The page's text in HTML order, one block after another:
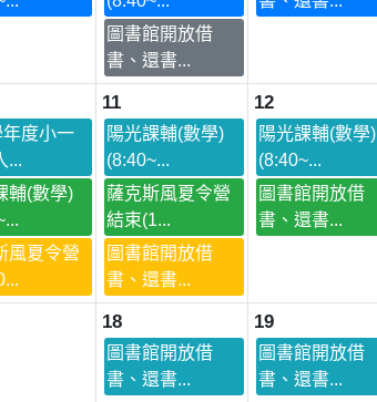
圖書館開放借
書、還書...
度小一
...
輔(數學)
風夏令營
11
陽光課輔(數學)
(8:40~...
薩克斯風夏令營
結束(1...
圖書館開放借
書、還書...
12
陽光課輔(數學)
(8:40~...
圖書館開放借
書、還書...
18
圖書館開放借
書、還書...
19
圖書館開放借
書、還書...